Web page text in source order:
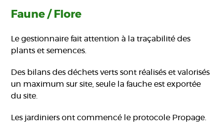
Faune / Flore
Le gestionnaire fait attention à la traçabilité des
plants et semences.
Des bilans des déchets verts sont réalisés et valorisés
un maximum sur site, seule la fauche est exportée
du site.
Les jardiniers ont commencé le protocole Propage.